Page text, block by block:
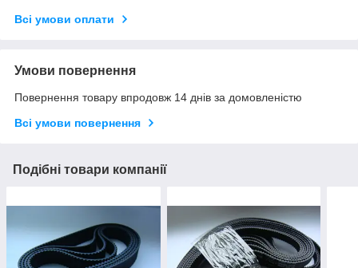
Всі умови оплати
Умови повернення
Повернення товару впродовж 14 днів за домовленістю
Всі умови повернення
Подібні товари компанії